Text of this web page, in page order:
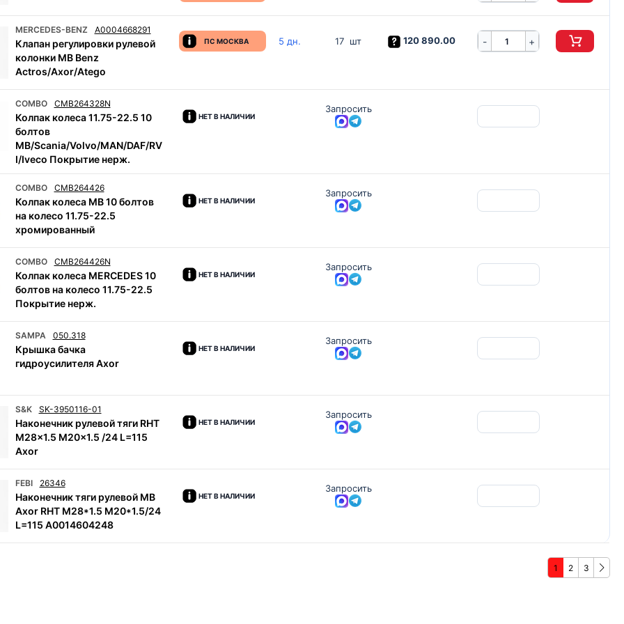
MERCEDES-BENZ A0004668291
Клапан регулировки рулевой
колонки MB Benz
Actros/Axor/Atego
ПС МОСКВА 5 дн. 17 шт 120 890.00 - +
COMBO CMB264328N
Колпак колеса 11.75-22.5 10
болтов
MB/Scania/Volvo/MAN/DAF/RV
I/Iveco Покрытие нерж.
НЕТ В НАЛИЧИИ
Запросить
COMBO CMB264426
Колпак колеса MB 10 болтов
на колесо 11.75-22.5
хромированный
НЕТ В НАЛИЧИИ
Запросить
COMBO CMB264426N
Колпак колеса MERCEDES 10
болтов на колесо 11.75-22.5
Покрытие нерж.
НЕТ В НАЛИЧИИ
Запросить
SAMPA 050.318
Крышка бачка
гидроусилителя Axor
НЕТ В НАЛИЧИИ
Запросить
S&K SK-3950116-01
Наконечник рулевой тяги RHT
M28x1.5 M20x1.5 /24 L=115
Axor
НЕТ В НАЛИЧИИ
Запросить
FEBI 26346
Наконечник тяги рулевой MB
Axor RHT M28*1.5 M20*1.5/24
L=115 A0014604248
НЕТ В НАЛИЧИИ
Запросить
1 2 3